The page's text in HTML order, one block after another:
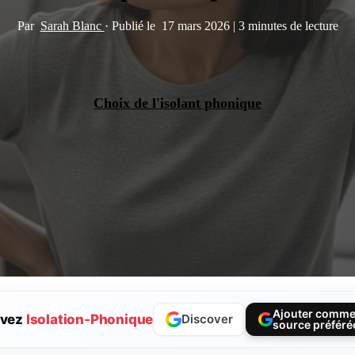
Par Sarah Blanc · Publié le 17 mars 2026 | 3 minutes de lecture
Choix de l'isolant phonique
Isolation-Phonique Discover
Ajouter comme
source